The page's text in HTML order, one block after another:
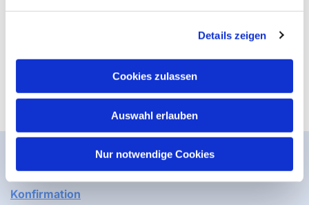
Details zeigen
Cookies zulassen
Auswahl erlauben
Nur notwendige Cookies
Außerhalb der Öffnungszeiten nach vorheriger
Weitere Kontakte
Kirche im Lebenslauf
Taufe
Konfirmation